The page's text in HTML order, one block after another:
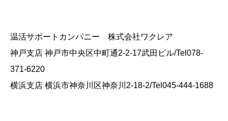
温活サポートカンパニー 株式会社ワクレア
神戸支店 神戸市中央区中町通2-2-17武田ビル/Tel078-
371-6220
横浜支店 横浜市神奈川区神奈川2-18-2/Tel045-444-1688